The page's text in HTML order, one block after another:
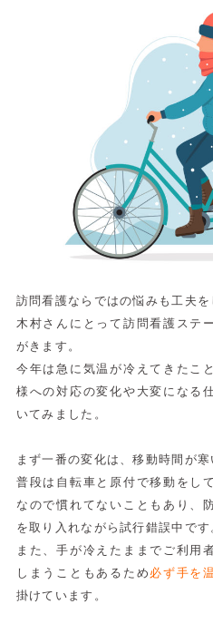
訪問看護ならではの悩みも工夫を
木村さんにとって訪問看護ステ
がきます。
今年は急に気温が冷えてきたこ
様への対応の変化や大変になる
いてみました。
まず一番の変化は、移動時間が寒
普段は自転車と原付で移動をし
なので慣れてないこともあり、
を取り入れながら試行錯誤中です
また、手が冷えたままでご利用
しまうこともあるため 必ず手を
掛けています。